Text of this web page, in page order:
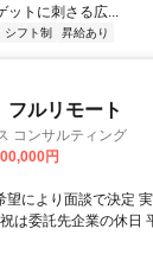
ットに刺さる広...
シフト制 昇給あり
フルリモート
コンサルティング
円
望により面談で決定
は委託先企業の休日